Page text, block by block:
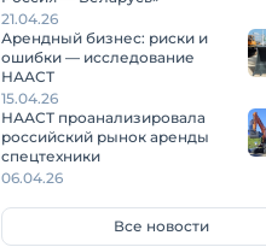
21.04.26
Арендный бизнес: риски и
ошибки — исследование
НААСТ
15.04.26
НААСТ проанализировала
российский рынок аренды
спецтехники
06.04.26
Все новости